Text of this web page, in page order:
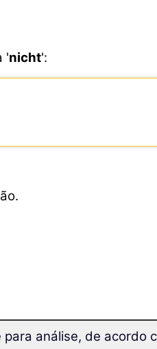
'nicht':
análise, de acordo